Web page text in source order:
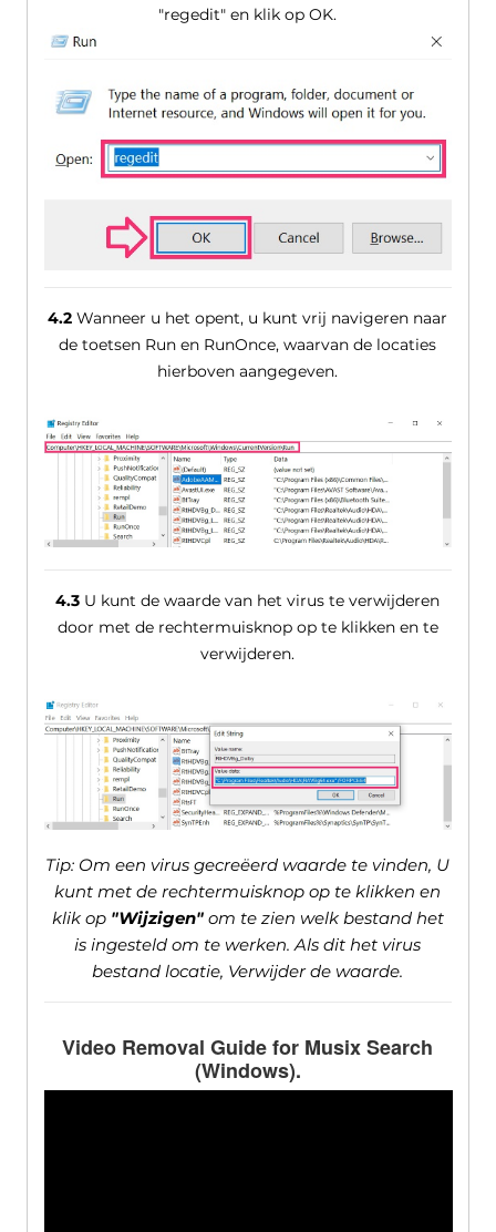
"regedit" en klik op OK.
4.2 Wanneer u het opent, u kunt vrij navigeren naar
de toetsen Run en RunOnce, waarvan de locaties
hierboven aangegeven.
4.3 U kunt de waarde van het virus te verwijderen
door met de rechtermuisknop op te klikken en te
verwijderen.
Tip: Om een ​​virus gecreëerd waarde te vinden, U
kunt met de rechtermuisknop op te klikken en
klik op "Wijzigen"om te zien welk bestand het
is ingesteld om te werken. Als dit het virus
bestand locatie, Verwijder de waarde.
Video Removal Guide for Musix Search
(Windows).